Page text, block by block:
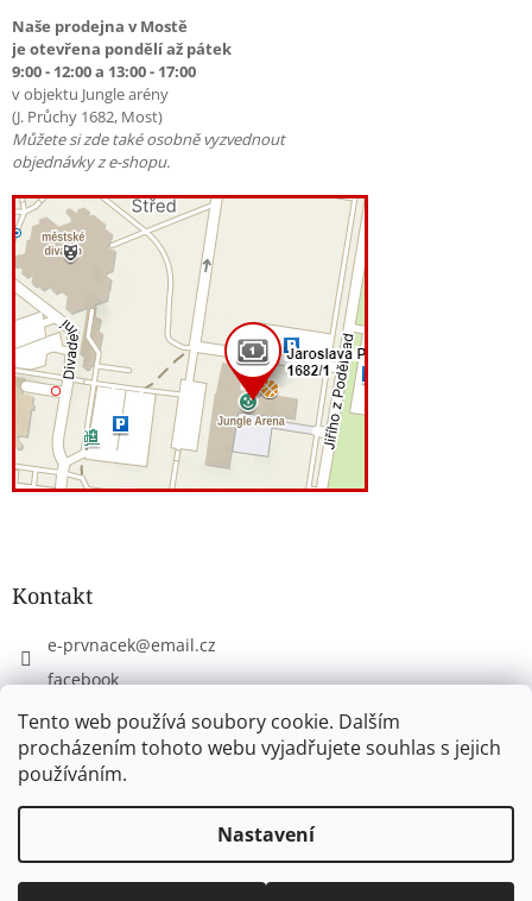
Tento web používá soubory cookie. Dalším
procházením tohoto webu vyjadřujete souhlas s jejich
používáním.
Nastavení
Naše prodejna v Mostě
je otevřena pondělí až pátek
9:00 - 12:00 a 13:00 - 17:00
v objektu Jungle arény
(J. Průchy 1682, Most)
Můžete si zde také osobně vyzvednout
objednávky z e-shopu.
Kontakt
e-prvnacek@email.cz
facebook
eprvnacek
Copyright 2026www.e-prvnacek.cz. Všechna práva